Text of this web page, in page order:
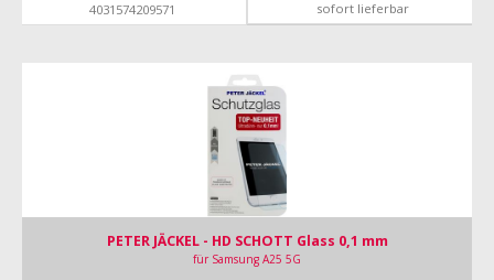
4031574209571
sofort lieferbar
PETER JÄCKEL - HD SCHOTT Glass 0,1 mm
für Samsung A25 5G